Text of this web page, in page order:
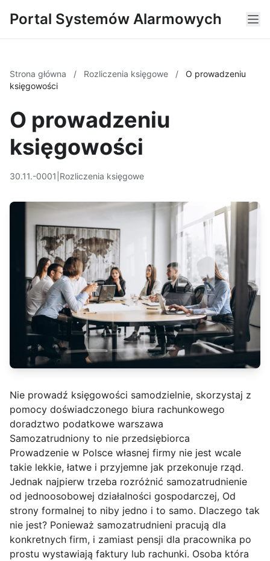
Portal Systemów Alarmowych
Strona główna / Rozliczenia księgowe /
O prowadzeniu
księgowości
O prowadzeniu
księgowości
30.11.-0001 Rozliczenia księgowe
Nie prowadź księgowości samodzielnie, skorzystaj z
pomocy doświadczonego biura rachunkowego
doradztwo podatkowe warszawa
Samozatrudniony to nie przedsiębiorca
Prowadzenie w Polsce własnej firmy nie jest wcale
takie lekkie, łatwe i przyjemne jak przekonuje rząd.
Jednak najpierw trzeba rozróżnić samozatrudnienie
od jednoosobowej działalności gospodarczej, Od
strony formalnej to niby jedno i to samo. Dlaczego tak
nie jest? Ponieważ samozatrudnieni pracują dla
konkretnych firm, i zamiast pensji dla pracownika po
prostu wystawiają faktury lub rachunki. Osoba która